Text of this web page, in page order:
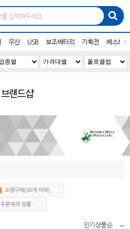
우산 USB 보조배터리 기획전 베스트
브랜드샵
인기상품순